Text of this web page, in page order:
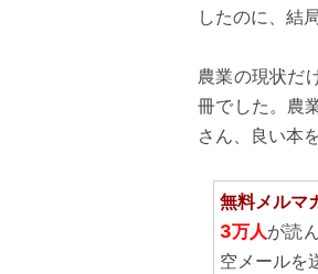
したのに、結
農業の現状だ
冊でした。農
さん、良い本
無料メルマ
3万人が読
空メールを